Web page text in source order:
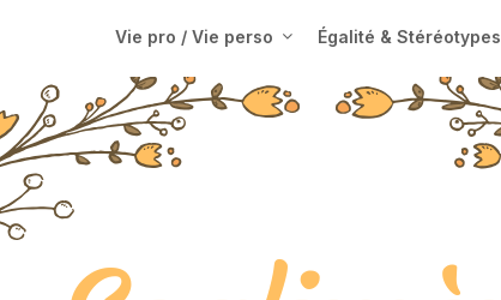
Vie pro / Vie perso Égalité & Stéréotypes